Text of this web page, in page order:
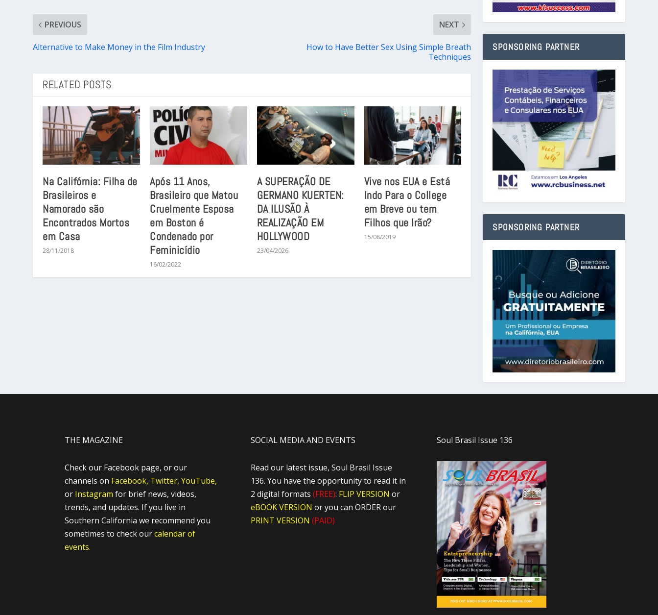
PREVIOUS
Alternative to Make Money in the Film Industry
NEXT
How to Have Better Sex Using Simple Breath
Techniques
RELATED POSTS
Na Califórnia: Filha de
Brasileiros e
Namorado são
Encontrados Mortos
em Casa
28/11/2018
Após 11 Anos,
Brasileiro que Matou
Cruelmente Esposa
em Boston é
Condenado por
Feminicídio
16/02/2022
A SUPERAÇÃO DE
GERMANO KUERTEN:
DA ILUSÃO À
REALIZAÇÃO EM
HOLLYWOOD
23/04/2026
Vive nos EUA e Está
Indo Para o College
em Breve ou tem
Filhos que Irão?
15/08/2019
SPONSORING PARTNER
SPONSORING PARTNER
THE MAGAZINE
Check our Facebook page, or our
channels on Facebook, Twitter, YouTube,
or Instagram for brief news, videos,
trends, and updates. If you live in
Southern California we recommend you
sometimes to check ourcalendar of
events.
SOCIAL MEDIA AND EVENTS
Read our latest issue, Soul Brasil Issue
136. You have the opportunity to read it in
2 digital formats (FREE): FLIP VERSION or
eBOOK VERSION or you can ORDER our
PRINT VERSION (PAID)
Soul Brasil Issue 136